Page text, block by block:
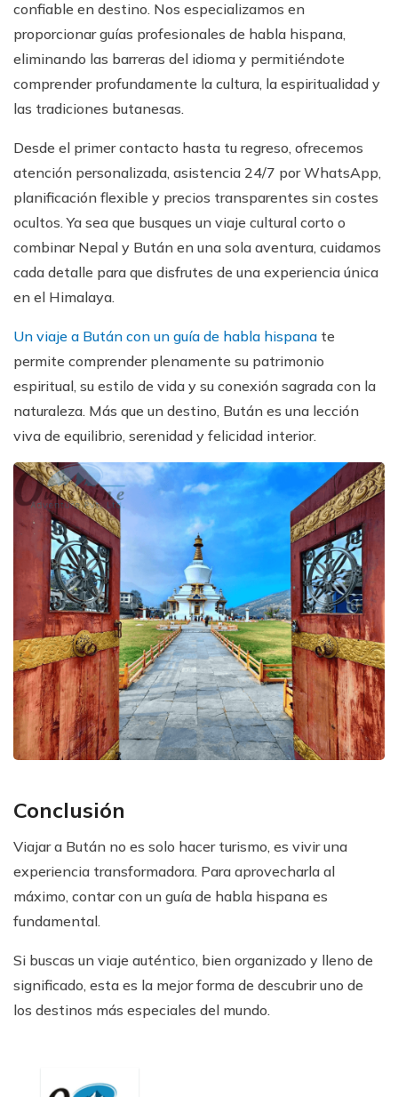
confiable en destino. Nos especializamos en
proporcionar guías profesionales de habla hispana,
eliminando las barreras del idioma y permitiéndote
comprender profundamente la cultura, la espiritualidad y
las tradiciones butanesas.
Desde el primer contacto hasta tu regreso, ofrecemos
atención personalizada, asistencia 24/7 por WhatsApp,
planificación flexible y precios transparentes sin costes
ocultos. Ya sea que busques un viaje cultural corto o
combinar Nepal y Bután en una sola aventura, cuidamos
cada detalle para que disfrutes de una experiencia única
en el Himalaya.
Un viaje a Bután con un guía de habla hispana te
permite comprender plenamente su patrimonio
espiritual, su estilo de vida y su conexión sagrada con la
naturaleza. Más que un destino, Bután es una lección
viva de equilibrio, serenidad y felicidad interior.
Conclusión
Viajar a Bután no es solo hacer turismo, es vivir una
experiencia transformadora. Para aprovecharla al
máximo, contar con un guía de habla hispana es
fundamental.
Si buscas un viaje auténtico, bien organizado y lleno de
significado, esta es la mejor forma de descubrir uno de
los destinos más especiales del mundo.